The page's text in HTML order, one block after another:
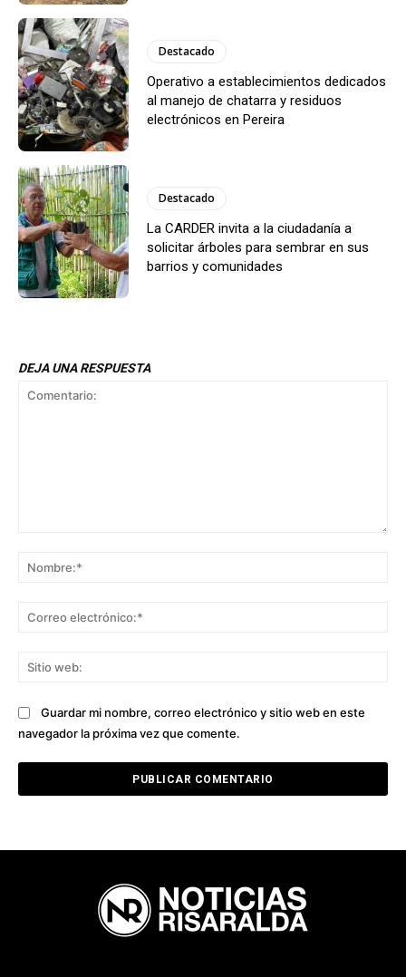
Destacado
Operativo a establecimientos dedicados
al manejo de chatarra y residuos
electrónicos en Pereira
Destacado
La CARDER invita a la ciudadanía a
solicitar árboles para sembrar en sus
barrios y comunidades
DEJA UNA RESPUESTA
Guardar mi nombre, correo electrónico y sitio web en este
navegador la próxima vez que comente.